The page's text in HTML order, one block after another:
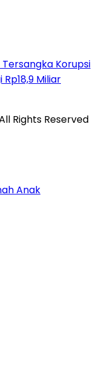
Korupsi
Miliar
Rights Reserved
Anak